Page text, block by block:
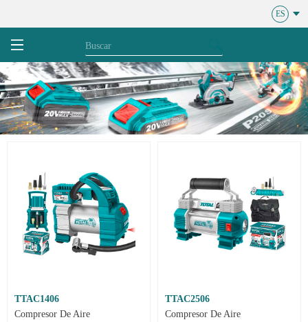
ES
TTAC1406
Compresor De Aire
TTAC2506
Compresor De Aire